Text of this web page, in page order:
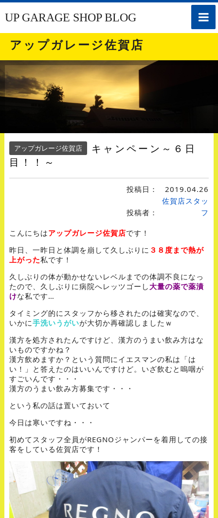
toggle
UP GARAGE SHOP BLOG
アップガレージ佐賀店
アップガレージ佐賀店
キャンペーン～６日
目！！～
投稿日： 2019.04.26
投稿者：
佐賀店スタッ
フ
こんにちはアップガレージ佐賀店です！
昨日、一昨日と体調を崩して久しぶりに ３８度まで熱が
上がった私です！
久しぶりの体が動かせないレベルまでの体調不良になっ
たので、久しぶりに病院へレッツゴーし 大量の薬で薬漬
けな私です…
タイミング的にスタッフから移されたのは確実なので、
いかに手洗いうがいが大切か再確認しましたｗ
漢方を処方されたんですけど、漢方のうまい飲み方はな
いものですかね？
漢方飲めますか？という質問にイエスマンの私は「は
い！」と答えたのはいいんですけど。いざ飲むと嗚咽が
すごいんです・・・
漢方のうまい飲み方募集です・・・
という私の話は置いておいて
今日は寒いですね・・・
初めてスタッフ全員がREGNOジャンパーを着用しての接
客をしている佐賀店です！